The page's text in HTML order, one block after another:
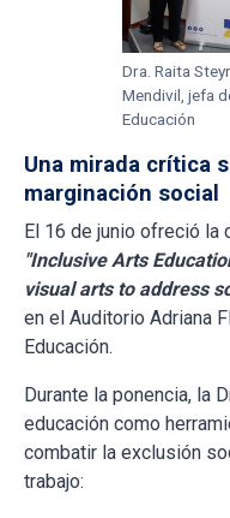
Dra. Raita
Mendivil, jefa
Educación
Una mirada crítica
marginación social
El 16 de junio ofreció la
"Inclusive Arts
visual arts to address
en el Auditorio Adriana
Educación.
Durante la ponencia, la
educación como
combatir la exclusión
trabajo: